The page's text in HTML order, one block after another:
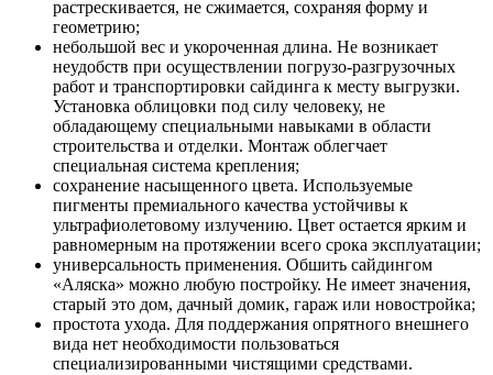
растрескивается, не сжимается, сохраняя форму и
геометрию;
небольшой вес и укороченная длина. Не возникает
неудобств при осуществлении погрузо-разгрузочных
работ и транспортировки сайдинга к месту выгрузки.
Установка облицовки под силу человеку, не
обладающему специальными навыками в области
строительства и отделки. Монтаж облегчает
специальная система крепления;
сохранение насыщенного цвета. Используемые
пигменты премиального качества устойчивы к
ультрафиолетовому излучению. Цвет остается ярким и
равномерным на протяжении всего срока эксплуатации;
универсальность применения. Обшить сайдингом
«Аляска» можно любую постройку. Не имеет значения,
старый это дом, дачный домик, гараж или новостройка;
простота ухода. Для поддержания опрятного внешнего
вида нет необходимости пользоваться
специализированными чистящими средствами.